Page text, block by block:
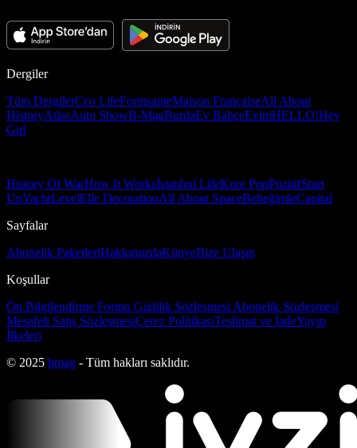
Dergiler
Tüm DergilerCeo LifeFormsanteMaison FrançaiseAll About
HistoryAtlasAuto ShowB-MagBurdaEv BahçeEvimHELLO!Hey
Girl
History Of WarHow It Worksİstanbul LifeKore PopPozitifStart
UpYachtLevelElle DecorationAll About SpaceBebeğimleCapital
Sayfalar
Abonelik PaketleriHakkımızdaKünyeBize Ulaşın
Koşullar
Ön Bilgilendirme Formu Gizlilik Sözleşmesi Abonelik Sözleşmesi
Mesafeli Satış SözleşmesiÇerez PolitikasıTeslimat ve İadeYayın
İlkeleri
© 2025 bmag - Tüm hakları saklıdır.